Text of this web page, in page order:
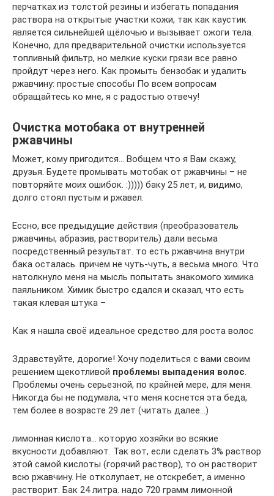
перчатках из толстой резины и избегать попадания
раствора на открытые участки кожи, так как каустик
является сильнейшей щёлочью и вызывает ожоги тела.
Конечно, для предварительной очистки используется
топливный фильтр, но мелкие куски грязи все равно
пройдут через него. Как промыть бензобак и удалить
ржавчину: простые способы По всем вопросам
обращайтесь ко мне, я с радостью отвечу!
Очистка мотобака от внутренней
ржавчины
Может, кому пригодится… Вобщем что я Вам скажу,
друзья. Будете промывать мотобак от ржавчины – не
повторяйте моих ошибок. :))))) баку 25 лет, и, видимо,
долго стоял пустым и ржавел.
Ессно, все предыдущие действия (преобразователь
ржавчины, абразив, растворитель) дали весьма
посредственный результат. то есть ржавчина внутри
бака осталась. причем не чуть-чуть, а весьма много. Что
натолкнуло меня на мысль попытать знакомого химика
паяльником. Химик быстро сдался и сказал, что есть
такая клевая штука –
Как я нашла своё идеальное средство для роста волос
Здравствуйте, дорогие! Хочу поделиться с вами своим
решением щекотливой проблемы выпадения волос
Проблемы очень серьезной, по крайней мере, для меня.
Никогда бы не подумала, что меня коснется эта беда,
тем более в возрасте 29 лет (читать далее…)
лимонная кислота… которую хозяйки во всякие
вкусности добавляют. Так вот, если сделать 3% раствор
этой самой кислоты (горячий раствор), то он растворит
всю ржавчину. Не отколупает, не отскребет, а именно
растворит. Бак 24 литра. надо 720 грамм лимонной